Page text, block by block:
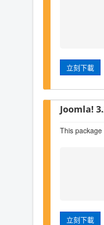
立刻下載
Joomla!
This
立刻下載